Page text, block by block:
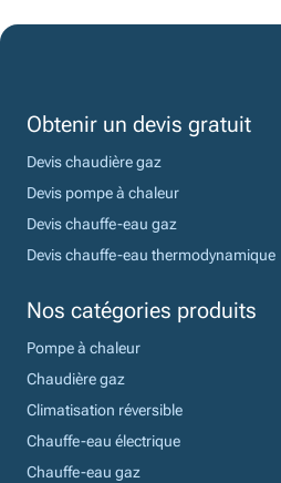
Obtenir un devis gratuit
Devis chaudière gaz
Devis pompe à chaleur
Devis chauffe-eau gaz
Devis chauffe-eau thermodynamique
Nos catégories produits
Pompe à chaleur
Chaudière gaz
Climatisation réversible
Chauffe-eau électrique
Chauffe-eau gaz